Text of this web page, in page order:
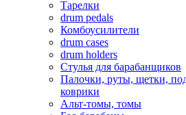
Тарелки
drum pedals
Комбоусилители
drum cases
drum holders
Стулья для барабанщиков
Палочки, руты, щетки,
коврики
Альт-томы, томы